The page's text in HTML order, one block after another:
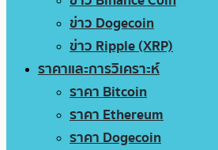
ข่าว Dogecoin
ข่าว Ripple (XRP)
ราคาและการวิเคราะห์
ราคา Bitcoin
ราคา Ethereum
ราคา Dogecoin